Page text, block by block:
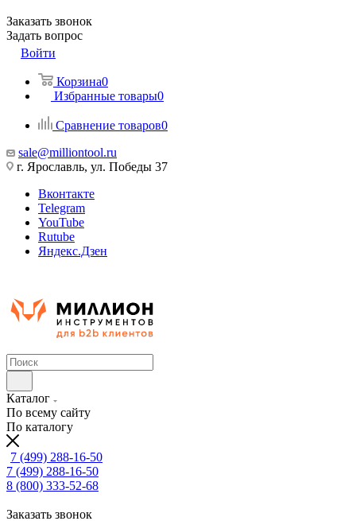
Заказать звонок
Задать вопрос
Войти
Корзина0
Избранные товары0
Сравнение товаров0
sale@milliontool.ru
г. Ярославль, ул. Победы 37
Вконтакте
Telegram
YouTube
Rutube
Яндекс.Дзен
Каталог
По всему сайту
По каталогу
7 (499) 288-16-50
7 (499) 288-16-50
8 (800) 333-52-68
Заказать звонок